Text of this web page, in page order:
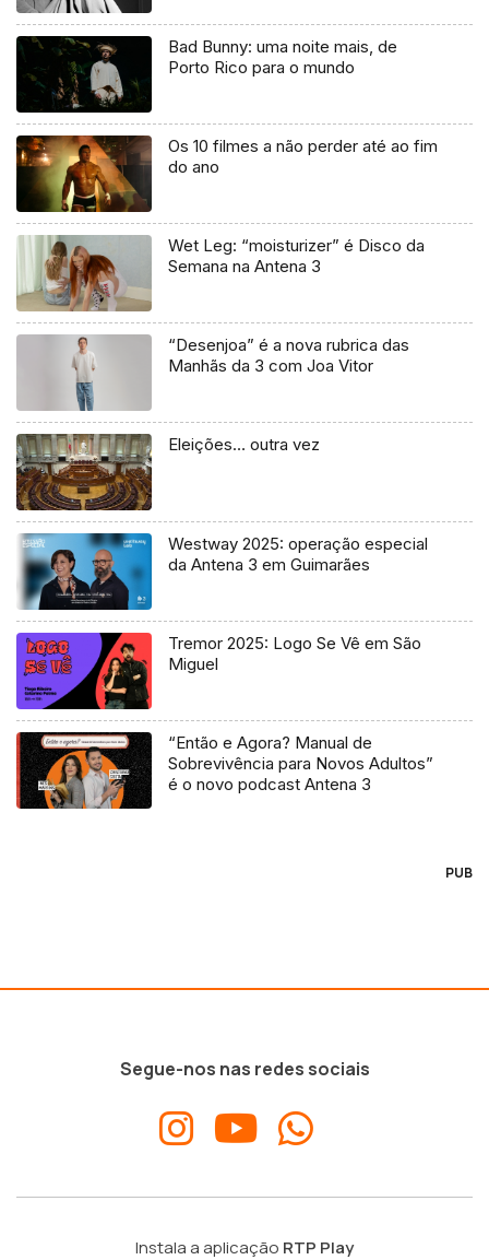
Bad Bunny: uma noite mais, de
Porto Rico para o mundo
Os 10 filmes a não perder até ao fim
do ano
Wet Leg: “moisturizer” é Disco da
Semana na Antena 3
“Desenjoa” é a nova rubrica das
Manhãs da 3 com Joa Vitor
Eleições… outra vez
Westway 2025: operação especial
da Antena 3 em Guimarães
Tremor 2025: Logo Se Vê em São
Miguel
“Então e Agora? Manual de
Sobrevivência para Novos Adultos”
é o novo podcast Antena 3
PUB
Segue-nos nas redes sociais
Instala a aplicação RTP Play